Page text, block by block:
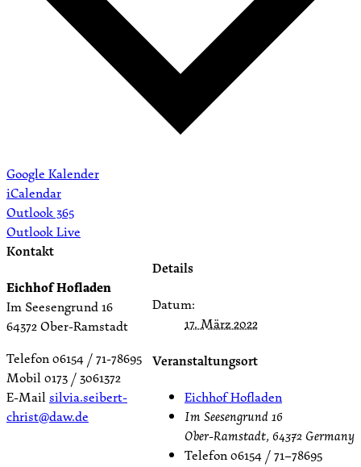
Google Kalender
iCalendar
Outlook 365
Outlook Live
Details
Datum:
17. März 2022
Veranstaltungsort
Eichhof Hofladen
Im Seesengrund 16
Ober-Ramstadt, 64372 Germany
Telefon06154 / 71–78695
Kontakt
Eichhof Hofladen
Im Seesengrund 16
64372 Ober-Ramstadt
Telefon 06154 / 71-78695
Mobil 0173 / 3061372
E-Mailsilvia.seibert-
christ@daw.de